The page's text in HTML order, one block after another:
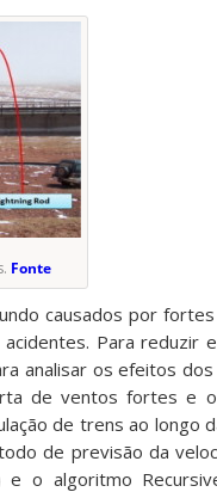
Fonte
causados por
Para reduzir
analisar os efeitos
de ventos fortes e
de trens ao longo
de previsão da
o algoritmo